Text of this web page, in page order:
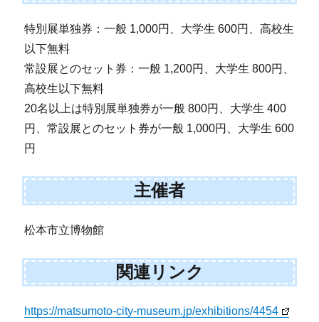
特別展単独券：一般 1,000円、大学生 600円、高校生
以下無料
常設展とのセット券：一般 1,200円、大学生 800円、
高校生以下無料
20名以上は特別展単独券が一般 800円、大学生 400
円、常設展とのセット券が一般 1,000円、大学生 600
円
主催者
松本市立博物館
関連リンク
https://matsumoto-city-museum.jp/exhibitions/4454